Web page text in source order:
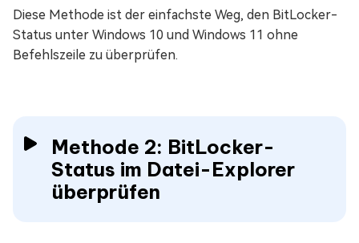
Diese Methode ist der einfachste Weg, den BitLocker-
Status unter Windows 10 und Windows 11 ohne
Befehlszeile zu überprüfen.
Methode 2: BitLocker-
Status im Datei-Explorer
überprüfen